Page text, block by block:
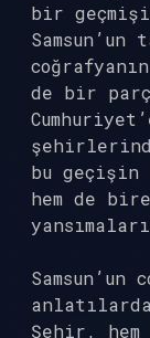
bir
de bir
bu geçişin
hem de
Şehir, hem